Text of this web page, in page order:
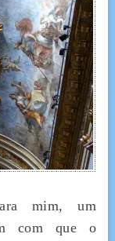
mim, um
com que o